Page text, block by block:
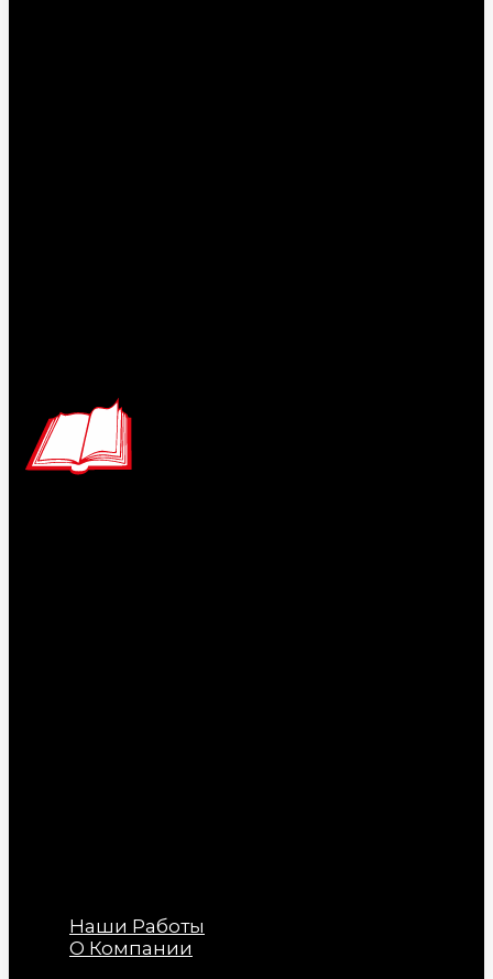
Наши Работы
О Компании